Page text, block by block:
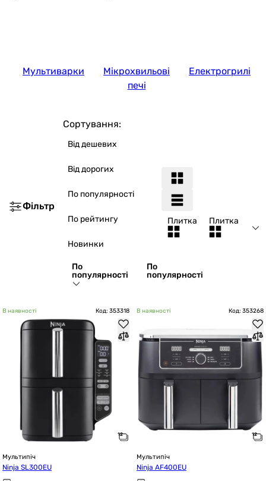
Мультиварки
Мікрохвильові
печі
Електрогрилі
Фільтр
Сортування:
Від дешевих
Від дорогих
По популярності
По рейтингу
Новинки
По
популярності
По
популярності
Плитка Плитка
В наявності Код: 353318
Мультипіч
Ninja SL300EU
В наявності Код: 353268
Мультипіч
Ninja AF400EU